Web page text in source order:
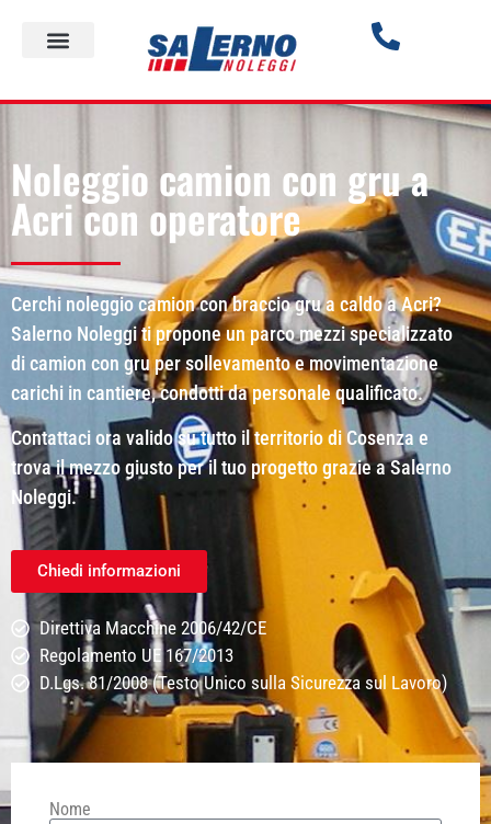
Noleggio camion con gru a
Acri con operatore
Cerchi noleggio camion con braccio gru a caldo a Acri?
Salerno Noleggi ti propone un parco mezzi specializzato
di camion con gru per sollevamento e movimentazione
carichi in cantiere, condotti da personale qualificato.
Contattaci ora valido su tutto il territorio di Cosenza e
trova il mezzo giusto per il tuo progetto grazie a Salerno
Noleggi.
Chiedi informazioni
Direttiva Macchine 2006/42/CE
Regolamento UE 167/2013
D.Lgs. 81/2008 (Testo Unico sulla Sicurezza sul Lavoro)
Nome